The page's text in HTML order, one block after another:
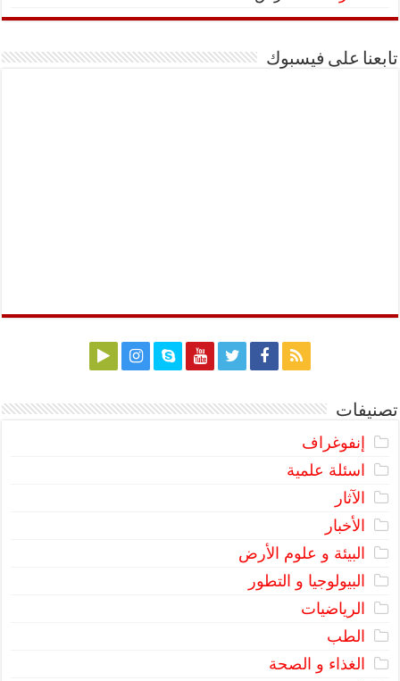
تابعنا على فيسبوك
تصنيفات
إنفوغراف
اسئلة علمية
الآثار
الأخبار
البيئة و علوم الأرض
البيولوجيا و التطور
الرياضيات
الطب
الغذاء و الصحة